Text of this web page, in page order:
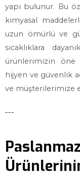
yapı bulunur. Bu
kimyasal
uzun ömürlü ve
sıcaklıklara
ürünlerimizin öne
hijyen ve güvenlik
ve müşterilerimize
---